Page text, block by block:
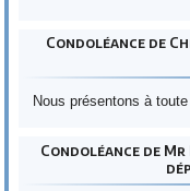
Condoléance de
Nous présentons à
Condoléance de Mr